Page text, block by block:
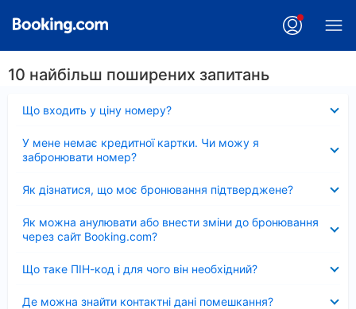
10 найбільш поширених запитань
Що входить у ціну номеру?
У мене немає кредитної картки. Чи можу я
забронювати номер?
Як дізнатися, що моє бронювання підтверджене?
Як можна анулювати або внести зміни до бронювання
через сайт Booking.com?
Що таке ПІН-код і для чого він необхідний?
Де можна знайти контактні дані помешкання?